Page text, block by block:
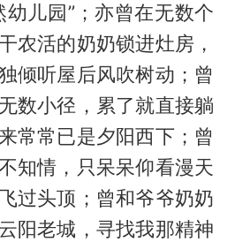
幼儿园”；亦曾在无数个
农活的奶奶锁进灶房，
倾听屋后风吹树动；曾
数小径，累了就直接躺
常常已是夕阳西下；曾
知情，只呆呆仰看漫天
过头顶；曾和爷爷奶奶
阳老城，寻找我那精神